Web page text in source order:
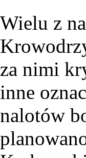
Wielu z
za nimi
inne
nalotów